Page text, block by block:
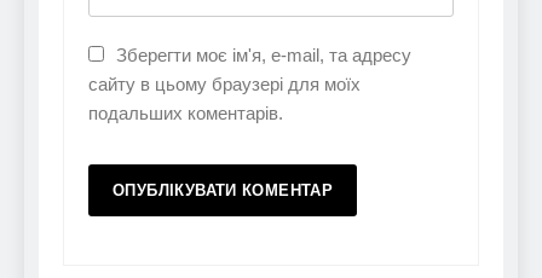
Зберегти моє ім'я, e-mail, та адресу
сайту в цьому браузері для моїх
подальших коментарів.